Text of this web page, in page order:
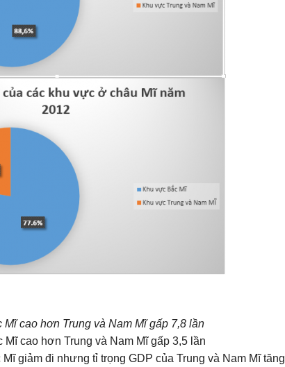
cao hơn Trung và Nam Mĩ gấp 7,8 lần
cao hơn Trung và Nam Mĩ gấp 3,5 lần
giảm đi nhưng tỉ trọng GDP của Trung và Nam Mĩ tăng